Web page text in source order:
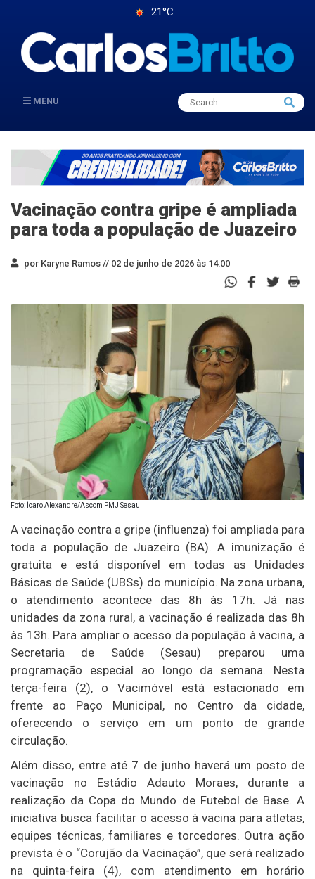
21°C
MENU
Search
for:
Search
Vacinação contra gripe é ampliada
para toda a população de Juazeiro
por Karyne Ramos // 02 de junho de 2026 às 14:00
Foto: Ícaro Alexandre/Ascom PMJ Sesau
A vacinação contra a gripe (influenza) foi ampliada para
toda a população de Juazeiro (BA). A imunização é
gratuita e está disponível em todas as Unidades
Básicas de Saúde (UBSs) do município. Na zona urbana,
o atendimento acontece das 8h às 17h. Já nas
unidades da zona rural, a vacinação é realizada das 8h
às 13h. Para ampliar o acesso da população à vacina, a
Secretaria de Saúde (Sesau) preparou uma
programação especial ao longo da semana. Nesta
terça-feira (2), o Vacimóvel está estacionado em
frente ao Paço Municipal, no Centro da cidade,
oferecendo o serviço em um ponto de grande
circulação.
Além disso, entre até 7 de junho haverá um posto de
vacinação no Estádio Adauto Moraes, durante a
realização da Copa do Mundo de Futebol de Base. A
iniciativa busca facilitar o acesso à vacina para atletas,
equipes técnicas, familiares e torcedores. Outra ação
prevista é o “Corujão da Vacinação”, que será realizado
na quinta-feira (4), com atendimento em horário